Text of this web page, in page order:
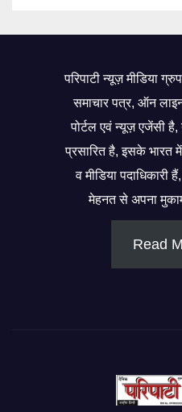
परिपाटी न्यूज़ मीडिया
समाचार पत्र, ऑन
पोर्टल एवं न्यूज़ एजेंसी
प्रसारित है, इसके भारत
व मीडिया पदाधिकारी
मेहनत से अपना
Read